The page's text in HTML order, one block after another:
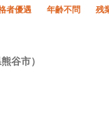
谷市）
者優遇 年齢不問 残